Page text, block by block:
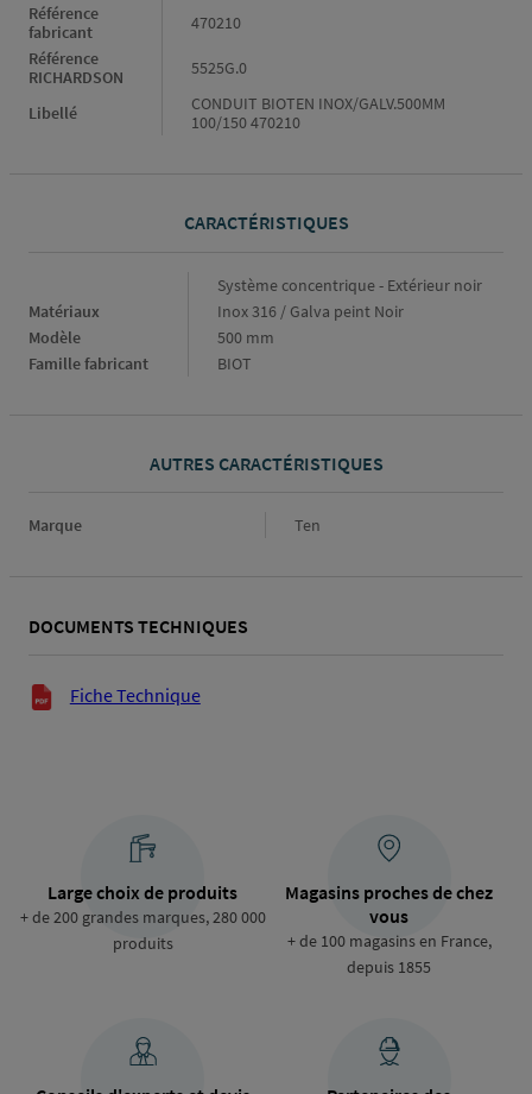
Référence
fabricant
470210
Référence
RICHARDSON
5525G.0
Libellé
CONDUIT BIOTEN INOX/GALV.500MM
100/150 470210
CARACTÉRISTIQUES
Système concentrique - Extérieur noir
Matériaux
Inox 316 / Galva peint Noir
Modèle
500 mm
Famille fabricant
BIOT
AUTRES CARACTÉRISTIQUES
Marque Marque
Ten
DOCUMENTS TECHNIQUES
Documents techniques
Fiche Technique
Large choix de produits
+ de 200 grandes marques, 280 000
produits
Magasins proches de chez
vous
+ de 100 magasins en France,
depuis 1855